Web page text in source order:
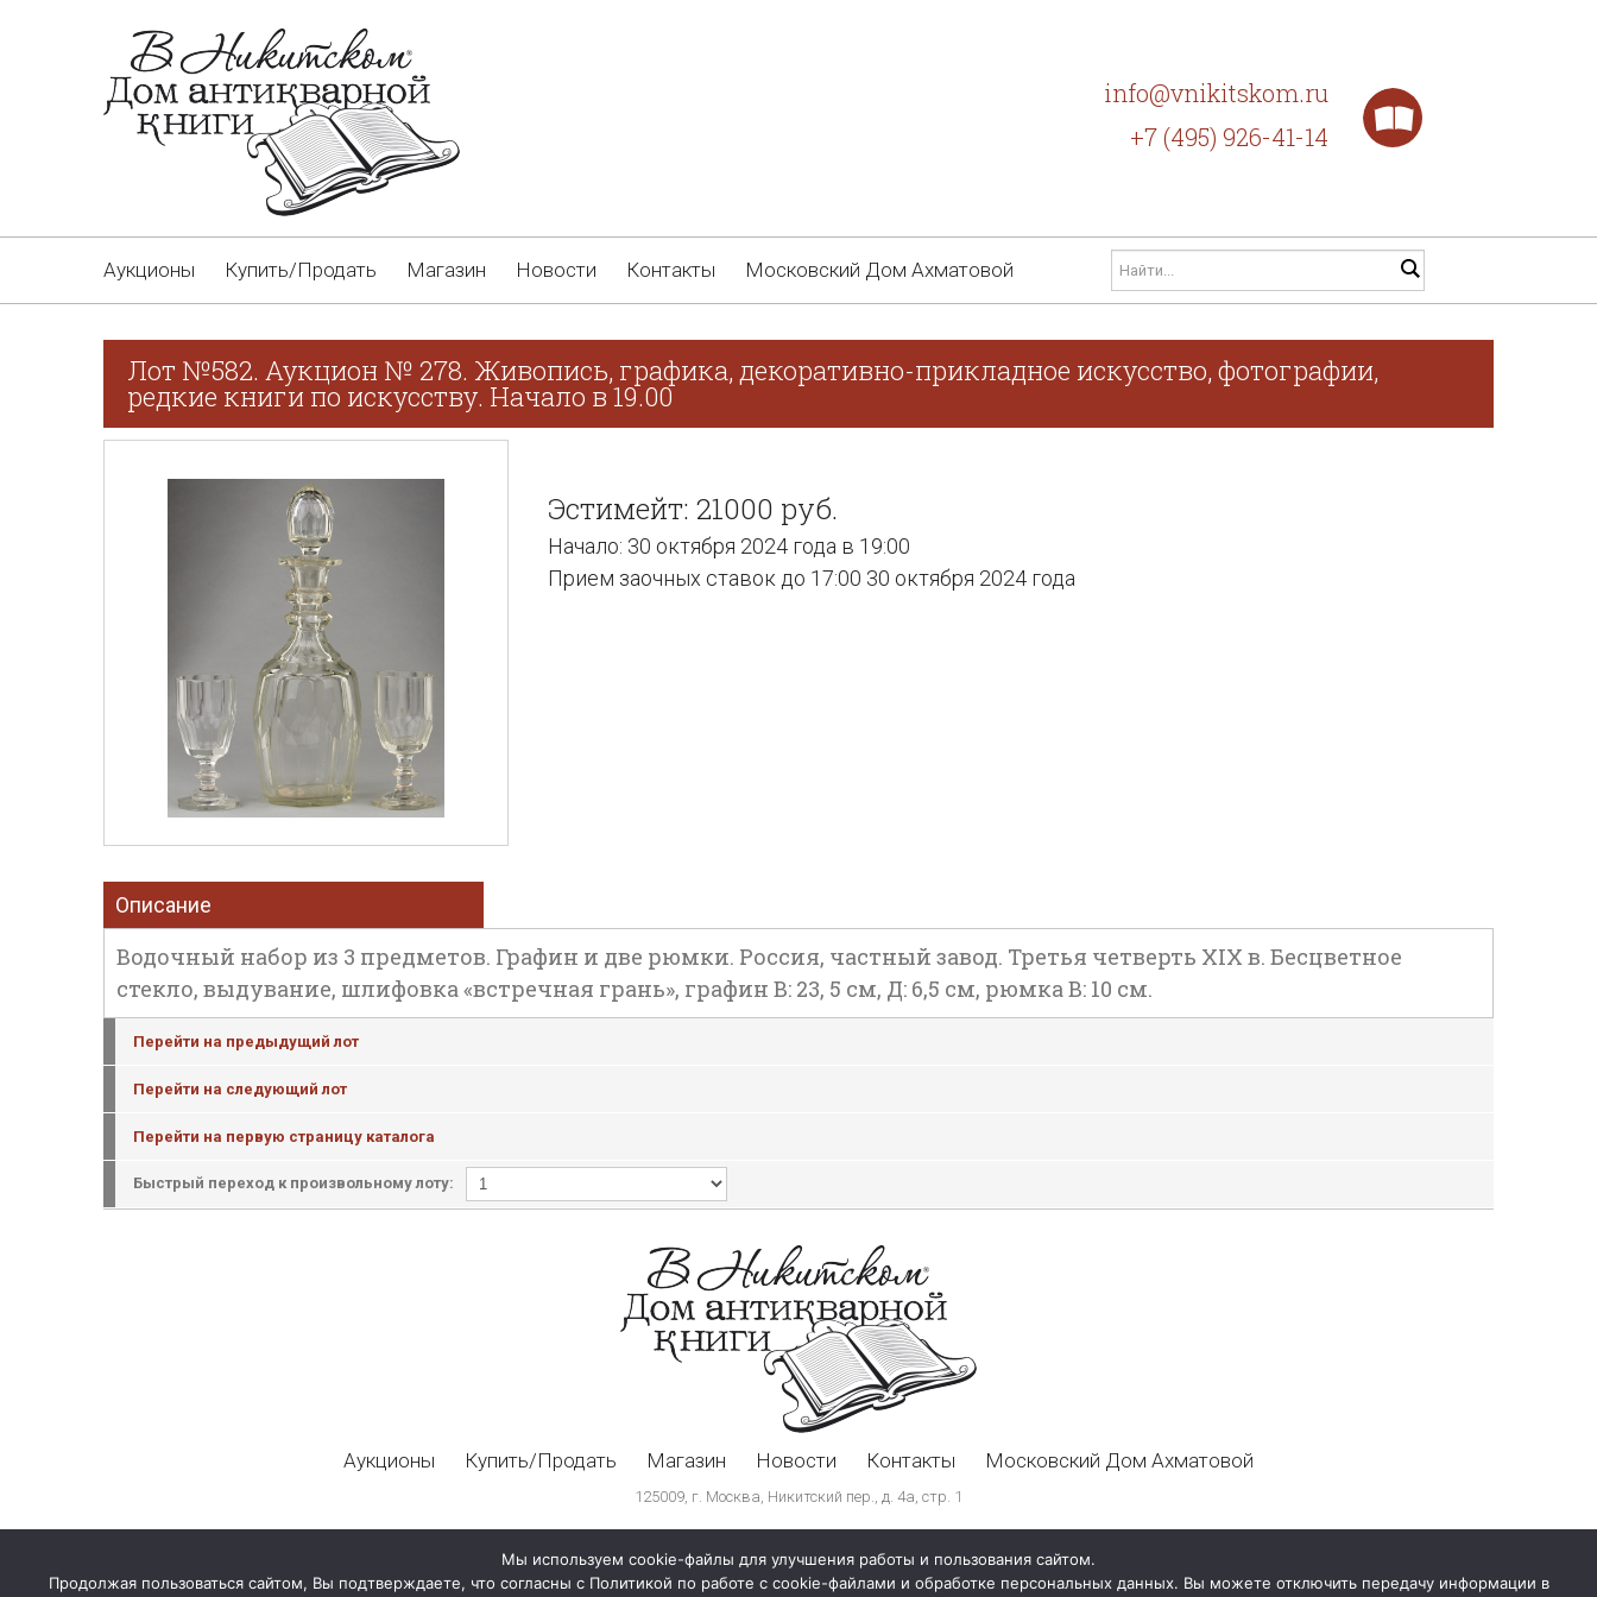
info@vnikitskom.ru
+7 (495) 926-41-14
Аукционы Купить/Продать Магазин Новости Контакты Московский Дом Ахматовой
Лот №582. Аукцион № 278. Живопись, графика, декоративно-прикладное искусство, фотографии,
редкие книги по искусству. Начало в 19.00
Эстимейт: 21000 руб.
Начало: 30 октября 2024 года в 19:00
Прием заочных ставок до 17:00 30 октября 2024 года
Описание
Водочный набор из 3 предметов. Графин и две рюмки. Россия, частный завод. Третья четверть XIX в. Бесцветное
стекло, выдувание, шлифовка «встречная грань», графин В: 23, 5 см, Д: 6,5 см, рюмка В: 10 см.
Перейти на предыдущий лот
Перейти на следующий лот
Перейти на первую страницу каталога
Быстрый переход к произвольному лоту:
Аукционы Купить/Продать Магазин Новости Контакты Московский Дом Ахматовой
125009, г. Москва, Никитский пер., д. 4а, стр. 1
Мы используем cookie-файлы для улучшения работы и пользования сайтом.
Продолжая пользоваться сайтом, Вы подтверждаете, что согласны с Политикой по работе с cookie-файлами и обработке персональных данных. Вы можете отключить передачу информации в